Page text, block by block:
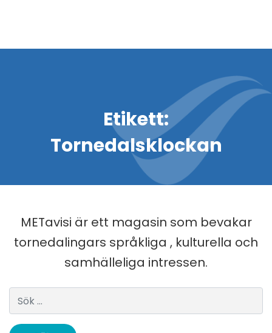
Etikett:
Tornedalsklockan
METavisi är ett magasin som bevakar
tornedalingars språkliga , kulturella och
samhälleliga intressen.
Sök efter: